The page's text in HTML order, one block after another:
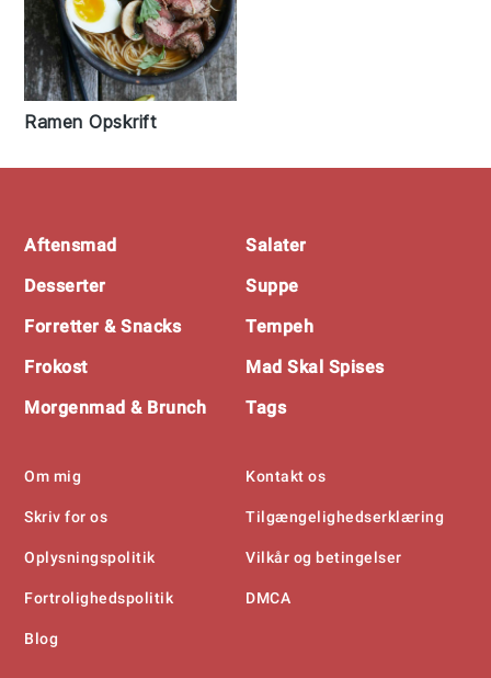
Ramen Opskrift
Footer
Aftensmad
Desserter
Forretter & Snacks
Frokost
Morgenmad & Brunch
Salater
Suppe
Tempeh
Mad Skal Spises
Tags
Om mig
Skriv for os
Oplysningspolitik
Fortrolighedspolitik
Blog
Kontakt os
Tilgængelighedserklæring
Vilkår og betingelser
DMCA